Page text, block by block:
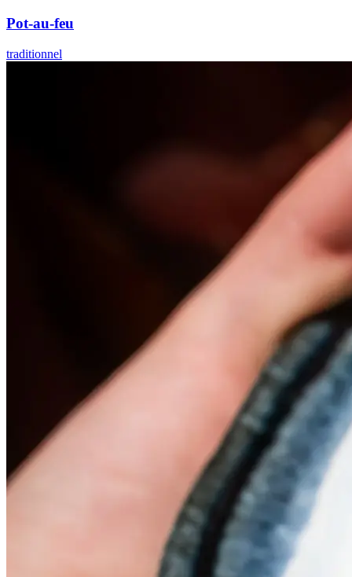
Pot-au-feu
traditionnel